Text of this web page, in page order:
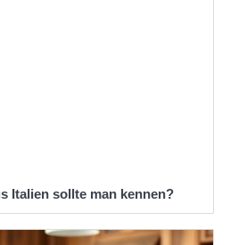
Italien sollte man kennen?